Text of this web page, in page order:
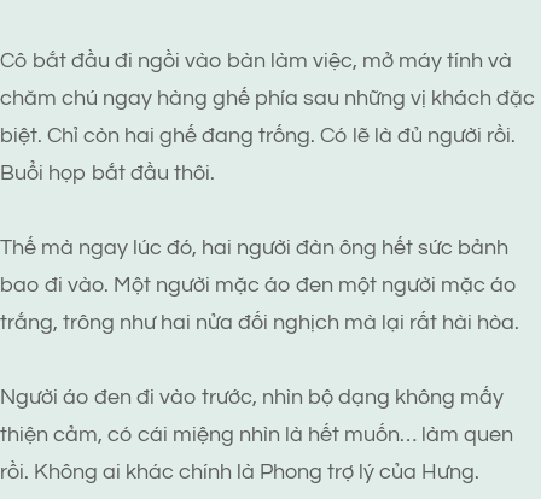
Cô bắt đầu đi ngồi vào bàn làm việc, mở máy tính và
chăm chú ngay hàng ghế phía sau những vị khách đặc
biệt. Chỉ còn hai ghế đang trống. Có lẽ là đủ người rồi.
Buổi họp bắt đầu thôi.
Thế mà ngay lúc đó, hai người đàn ông hết sức bảnh
bao đi vào. Một người mặc áo đen một người mặc áo
trắng, trông như hai nửa đối nghịch mà lại rất hài hòa.
Người áo đen đi vào trước, nhìn bộ dạng không mấy
thiện cảm, có cái miệng nhìn là hết muốn… làm quen
rồi. Không ai khác chính là Phong trợ lý của Hưng.